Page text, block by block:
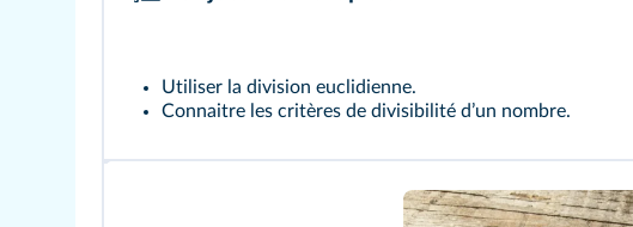
Utiliser la division euclidienne.
Connaitre les critères de divisibilité dʼun nombre.